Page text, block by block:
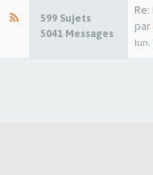
599 Sujets
5041 Messages
par
lun.